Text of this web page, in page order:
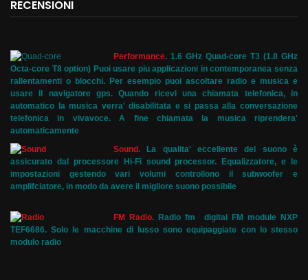
RECENSIONI
Performance. 1.6 GHz Quad-core T3 (1.8 GHz
Octa-core T8 option) Puoi usare piu applicazioni in contemporanea senza
rallentamenti o blocchi. Per esempio puoi ascoltare radio e musica e
usare il navigatore gps. Quando ricevi una chiamata telefonica, in
automatico la musica verra' disabilitata e si passa alla conversazione
telefonica in vivavoce. A fine chiamata la musica riprendera'
automaticamente
Sound. La qualita' eccellente del suono è
assicurato dal processore Hi-Fi sound processor. Equalizzatore, e le
impostazioni gestendo vari volumi controllono il subwoofer e
amplifciatore, in modo da avere il migliore suono possibile
FM Radio. Radio fm digital FM module NXP
TEF6686. Solo le macchine di lusso sono equipaggiate con lo stesso
modulo radio